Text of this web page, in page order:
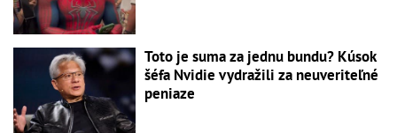
Toto je suma za jednu bundu? Kúsok
šéfa Nvidie vydražili za neuveriteľné
peniaze